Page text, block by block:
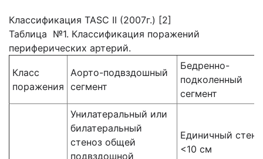
Классификация TASC II (2007г.) [2]
Таблица №1. Классификация поражений
периферических артерий.
Класс
поражения
Аорто-подвздошный
сегмент
Бедренно-
подколенный
сегмент
Унилатеральный или
билатеральный
стеноз общей
подвздошной
Единичный
<10 см